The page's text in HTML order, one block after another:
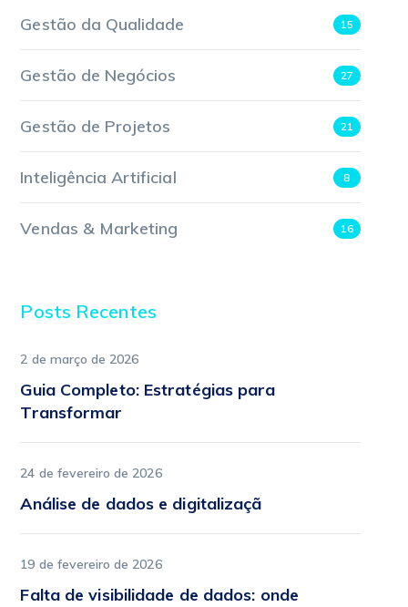
Gestão da Qualidade 15
Gestão de Negócios 27
Gestão de Projetos 21
Inteligência Artificial 8
Vendas & Marketing 16
Posts Recentes
2 de março de 2026
Guia Completo: Estratégias para
Transformar
24 de fevereiro de 2026
Análise de dados e digitalizaçã
19 de fevereiro de 2026
Falta de visibilidade de dados: onde